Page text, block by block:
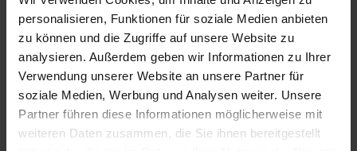
personalisieren, Funktionen für soziale Medien anbieten
zu können und die Zugriffe auf unsere Website zu
analysieren. Außerdem geben wir Informationen zu Ihrer
Verwendung unserer Website an unsere Partner für
soziale Medien, Werbung und Analysen weiter. Unsere
Partner führen diese Informationen möglicherweise mit
weiteren Daten zusammen, die Sie ihnen bereitgestellt
Control (PDC), Parkassistent-Paket Plus,
Personalisierungssystem (Personal eSIM),
Radschraubensicherung, Reifen Druck Control,
Rekuperationssystem, Rückfahrkamera, Schaltwippen,
Scheinwerfer LED mit adaptiver Lichtverteilung, Sitze vorn
elektr. verstellbar (mit Memory), Sitzheizung vorn,
Sonnenschutzverglasung (hinten abgedunkelt), Spezifische
Zusatzumfänge M Sportpaket , Spiegel-Paket, Sportpaket,